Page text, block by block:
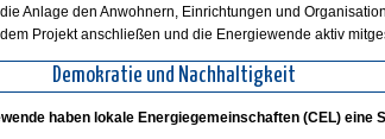
Anlage den Anwohnern, Einrichtungen und
Projekt anschließen und die Energiewende aktiv
Demokratie und Nachhaltigkeit
haben lokale Energiegemeinschaften (CEL) eine